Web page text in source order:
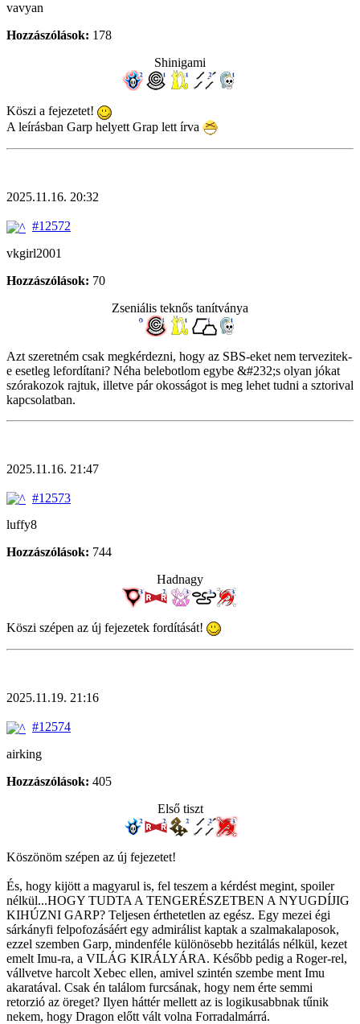
vavyan
Hozzászólások: 178
Shinigami
Köszi a fejezetet!
A leírásban Garp helyett Grap lett írva
2025.11.16. 20:32
#12572
vkgirl2001
Hozzászólások: 70
Zseniális teknős tanítványa
Azt szeretném csak megkérdezni, hogy az SBS-eket nem tervezitek-
e esetleg lefordítani? Néha belebotlom egybe &#232;s olyan jókat
szórakozok rajtuk, illetve pár okosságot is meg lehet tudni a sztorival
kapcsolatban.
2025.11.16. 21:47
#12573
luffy8
Hozzászólások: 744
Hadnagy
Köszi szépen az új fejezetek fordítását!
2025.11.19. 21:16
#12574
airking
Hozzászólások: 405
Első tiszt
Köszönöm szépen az új fejezetet!
És, hogy kijött a magyarul is, fel teszem a kérdést megint, spoiler
nélkül...HOGY TUDTA A TENGERÉSZETBEN A NYUGDÍJIG
KIHÚZNI GARP? Teljesen érthetetlen az egész. Egy mezei égi
sárkányfi felpofozásáért egy admirálist kaptak a szalmakalaposok,
ezzel szemben Garp, mindenféle különösebb hezitálás nélkül, kezet
emelt Imu-ra, a VILÁG KIRÁLYÁRA. Később pedig a Roger-rel,
vállvetve harcolt Xebec ellen, amivel szintén szembe ment Imu
akaratával. Csak én találom furcsának, hogy nem érte semmi
retorzió az öreget? Ilyen háttér mellett az is logikusabbnak tűnik
nekem, hogy Dragon előtt vált volna Forradalmárrá.